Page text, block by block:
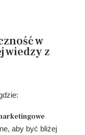
w
wiedzy z
aby być bliżej